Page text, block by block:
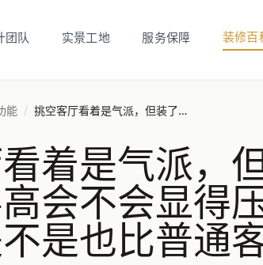
团队 实景工地 服务保障 装修百
能 / 挑空客厅看着是气派，但装了中央空调之后层高会不会显得压抑？开空调的能耗是不是也比普通客厅高很多？
着是气派，
会不会显得
是也比普通